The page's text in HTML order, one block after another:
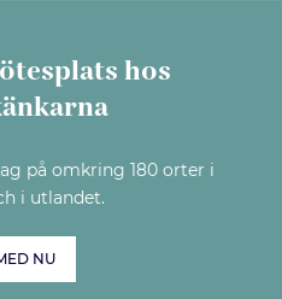
hos
på omkring 180 orter i
i utlandet.
NU